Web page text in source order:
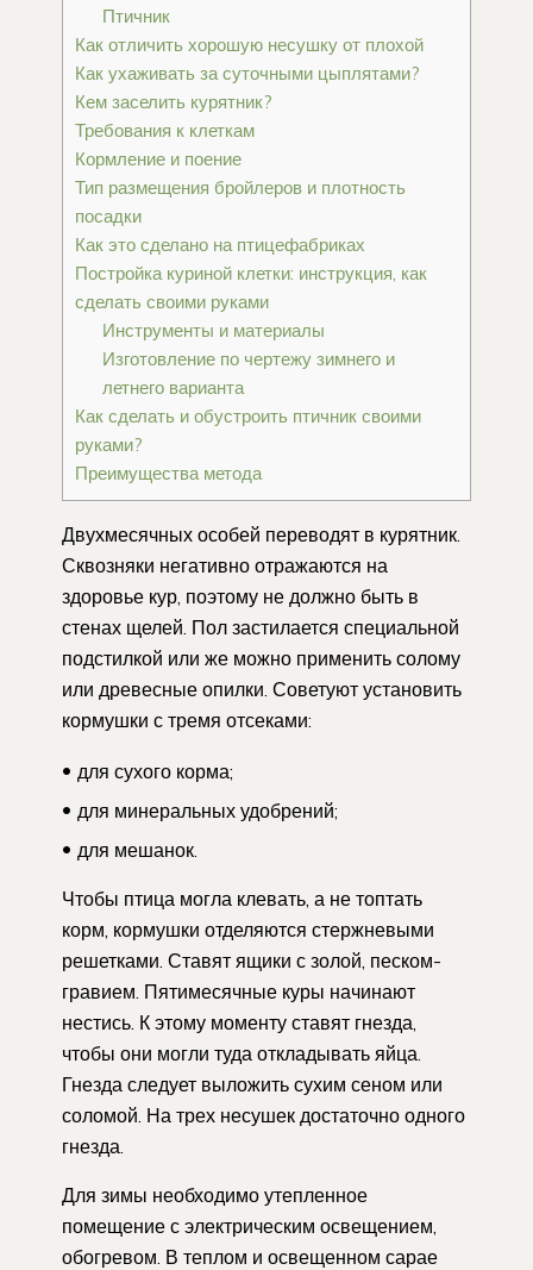
Птичник
Как отличить хорошую несушку от плохой
Как ухаживать за суточными цыплятами?
Кем заселить курятник?
Требования к клеткам
Кормление и поение
Тип размещения бройлеров и плотность
посадки
Как это сделано на птицефабриках
Постройка куриной клетки: инструкция, как
сделать своими руками
Инструменты и материалы
Изготовление по чертежу зимнего и
летнего варианта
Как сделать и обустроить птичник своими
руками?
Преимущества метода
Двухмесячных особей переводят в курятник.
Сквозняки негативно отражаются на
здоровье кур, поэтому не должно быть в
стенах щелей. Пол застилается специальной
подстилкой или же можно применить солому
или древесные опилки. Советуют установить
кормушки с тремя отсеками:
для сухого корма;
для минеральных удобрений;
для мешанок.
Чтобы птица могла клевать, а не топтать
корм, кормушки отделяются стержневыми
решетками. Ставят ящики с золой, песком-
гравием. Пятимесячные куры начинают
нестись. К этому моменту ставят гнезда,
чтобы они могли туда откладывать яйца.
Гнезда следует выложить сухим сеном или
соломой. На трех несушек достаточно одного
гнезда.
Для зимы необходимо утепленное
помещение с электрическим освещением,
обогревом. В теплом и освещенном сарае